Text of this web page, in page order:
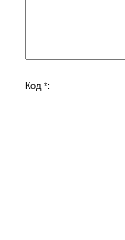
Код *: